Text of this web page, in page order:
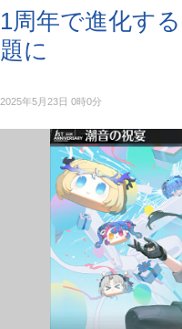
1周年で進化す
題に
2025年5月23日 0時0分